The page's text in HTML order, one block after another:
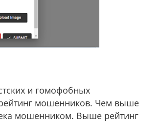
и гомофобных
мошенников. Чем выше
мошенником. Выше рейтинг